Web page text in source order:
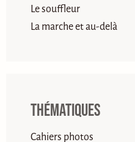
Le souffleur
La marche et au-delà
Thématiques
Cahiers photos